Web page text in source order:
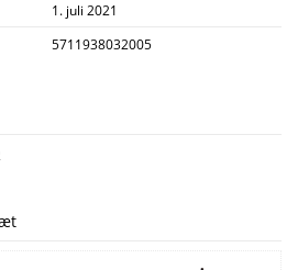
1. juli 2021
5711938032005